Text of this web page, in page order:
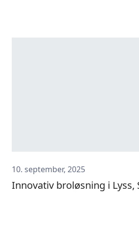
10. september, 2025
Innovativ broløsning i Lyss,